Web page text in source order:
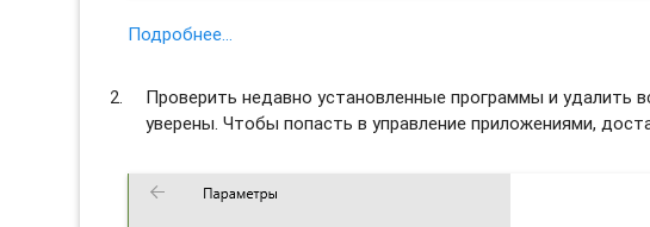
Подробнее…
Проверить недавно установленные программы и удалить
уверены. Чтобы попасть в управление приложениями,